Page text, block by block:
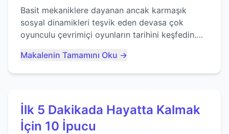
Basit mekaniklere dayanan ancak karmaşık
sosyal dinamikleri teşvik eden devasa çok
oyunculu çevrimiçi oyunların tarihini keşfedin.
Makalenin Tamamını Oku →
İlk 5 Dakikada Hayatta Kalmak
İçin 10 İpucu